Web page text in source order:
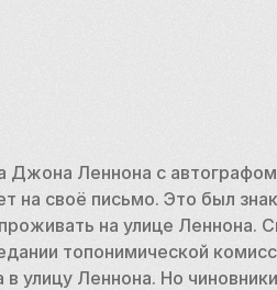
Джона Леннона с
на своё письмо. Это был
на улице Леннона.
топонимической
улицу Леннона. Но